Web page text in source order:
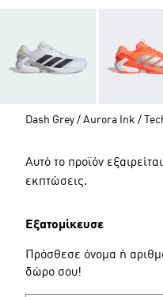
Dash Grey / Aurora Ink /
Αυτό το προϊόν
εκπτώσεις.
Εξατομίκευσε
Πρόσθεσε όνομα ή
δώρο σου!